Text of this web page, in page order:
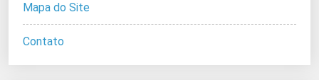
Mapa do Site
Contato